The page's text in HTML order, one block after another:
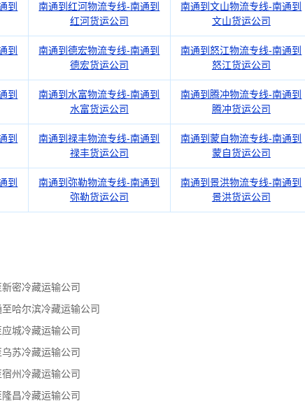
到
南通到红河物流专线-南通到
红河货运公司
南通到文山物流专线-南通到
文山货运公司
到
南通到德宏物流专线-南通到
德宏货运公司
南通到怒江物流专线-南通到
怒江货运公司
到
南通到水富物流专线-南通到
水富货运公司
南通到腾冲物流专线-南通到
腾冲货运公司
到
南通到禄丰物流专线-南通到
禄丰货运公司
南通到蒙自物流专线-南通到
蒙自货运公司
到
南通到弥勒物流专线-南通到
弥勒货运公司
南通到景洪物流专线-南通到
景洪货运公司
密冷藏运输公司
哈尔滨冷藏运输公司
城冷藏运输公司
苏冷藏运输公司
州冷藏运输公司
昌冷藏运输公司